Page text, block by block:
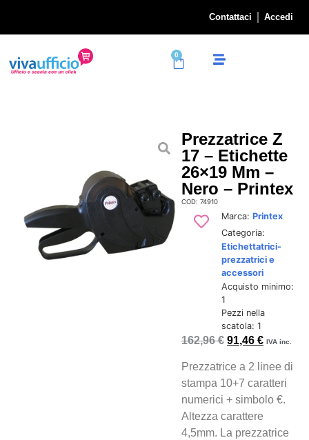
Contattaci Accedi
0
Prezzatrice Z
17 – Etichette
26×19 Mm –
Nero – Printex
COD: 74910
Marca: Printex
Categoria:
Etichettatrici-
prezzatrici e
accessori
Acquisto minimo:
1
Pezzi nella
scatola: 1
162,96€ 91,46€ IVA inc.
Prezzatrice a 2 linee di
stampa 10+7 caratteri
numerici + simbolo €.
Altezza carattere
4,5mm. La prezzatrice